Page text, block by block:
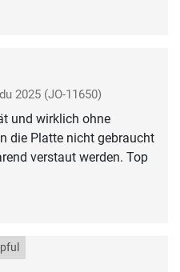
2025 (JO-11650)
und wirklich ohne
die Platte nicht gebraucht
verstaut werden. Top